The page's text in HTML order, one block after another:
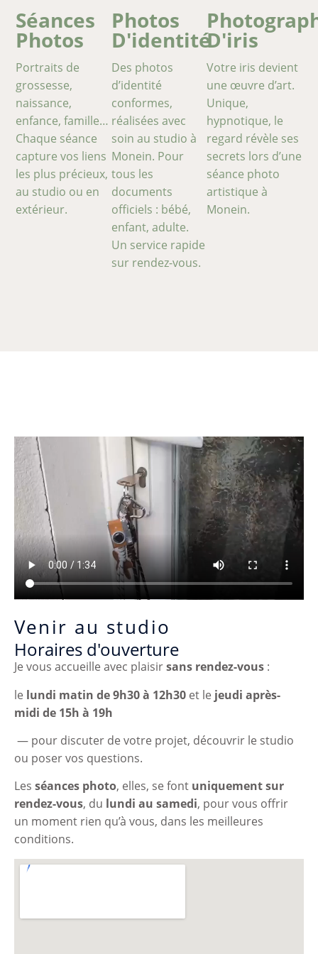
Séances
Photos
Portraits de
grossesse,
naissance,
enfance, famille…
Chaque séance
capture vos liens
les plus précieux,
au studio ou en
extérieur.
Photos
D'identité
Des photos
d’identité
conformes,
réalisées avec
soin au studio à
Monein. Pour
tous les
documents
officiels : bébé,
enfant, adulte.
Un service rapide
sur rendez-vous.
D'iris
Votre iris devient
une œuvre d’art.
Unique,
hypnotique, le
regard révèle ses
secrets lors d’une
séance photo
artistique à
Monein.
Venir au studio
Horaires d'ouverture
Je vous accueille avec plaisirsans rendez-vous :
le lundi matin de 9h30 à 12h30 et le jeudi après-
midi de 15h à 19h
— pour discuter de votre projet, découvrir le studio
ou poser vos questions.
Les séances photo, elles, se font uniquement sur
rendez-vous, du lundi au samedi, pour vous offrir
un moment rien qu’à vous, dans les meilleures
conditions.